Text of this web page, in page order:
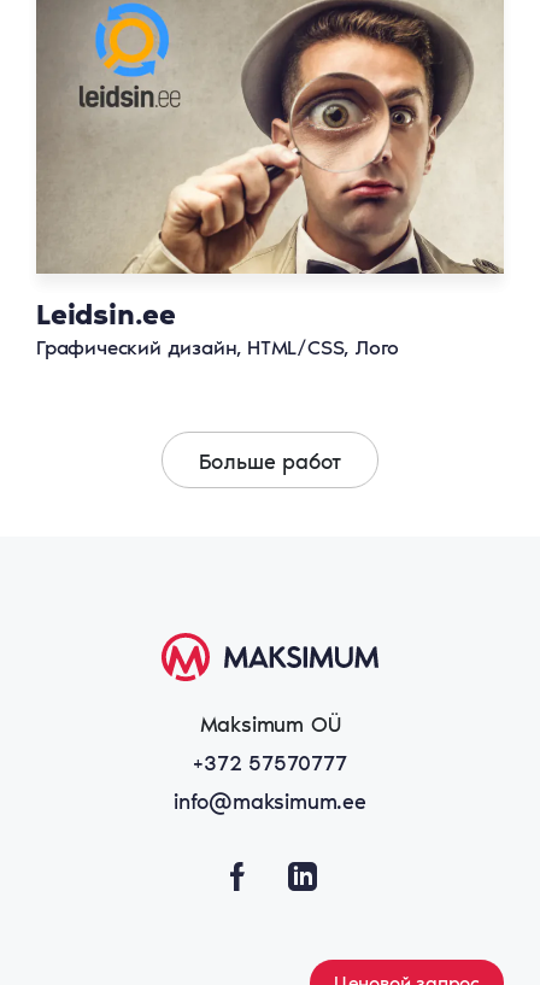
Leidsin.ee
Графический дизайн, HTML/CSS, Лого
Больше работ
Maksimum OÜ
+372 57570777
info@maksimum.ee